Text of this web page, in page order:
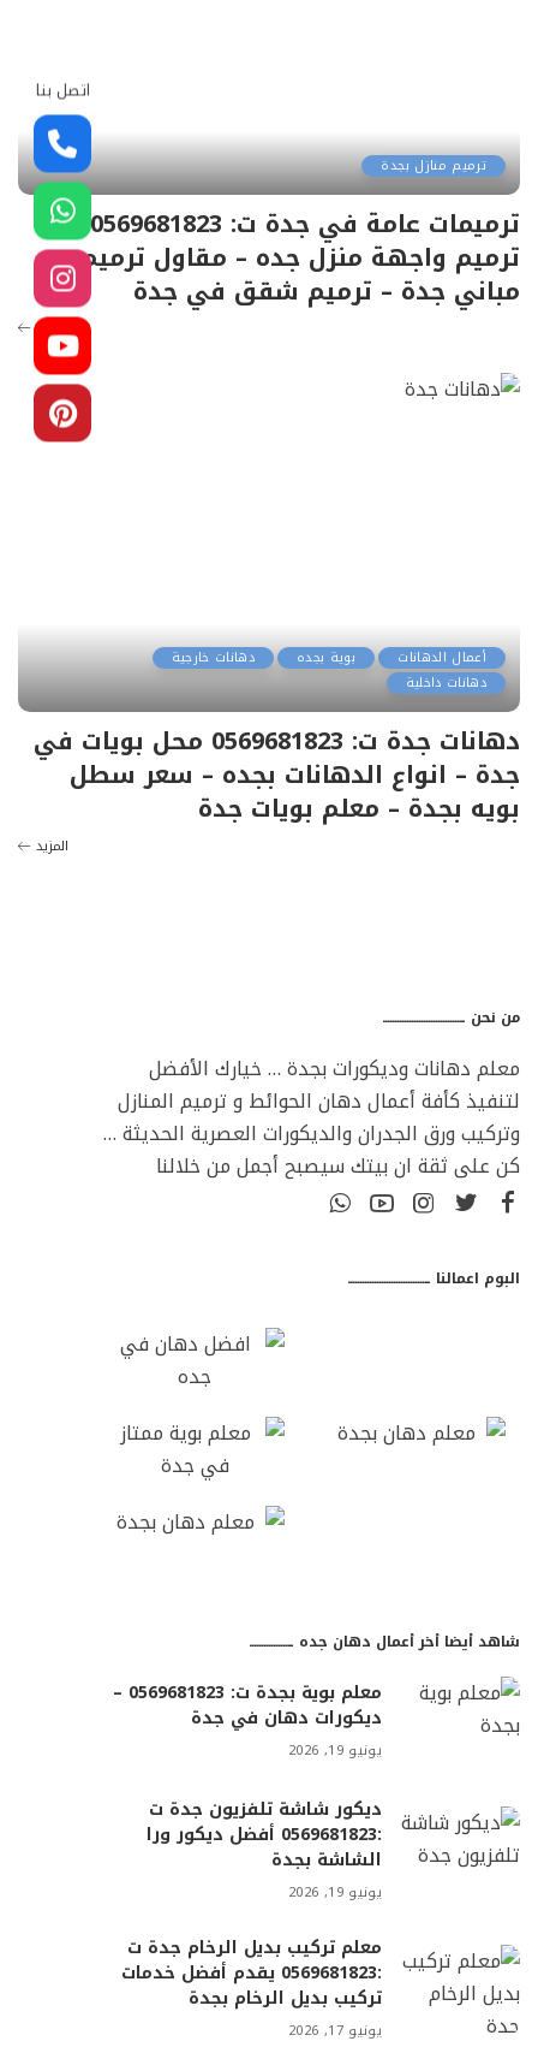
ترميم منازل بجدة
ترميمات عامة في جدة ت: 0569681823
ترميم واجهة منزل جده – مقاول ترميم
مباني جدة – ترميم شقق في جدة
المزيد
أعمال الدهانات بوية بجده
دهانات خارجية
دهانات داخلية
دهانات جدة ت: 0569681823 محل بويات في
جدة – انواع الدهانات بجده – سعر سطل
بويه بجدة – معلم بويات جدة
المزيد
من نحن ـــــــــــــــــــــــــــــــــ
معلم دهانات وديكورات بجدة … خيارك الأفضل
لتنفيذ كأفة أعمال دهان الحوائط و ترميم المنازل
وتركيب ورق الجدران والديكورات العصرية الحديثة …
كن على ثقة ان بيتك سيصبح أجمل من خلالنا
البوم اعمالنا ـــــــــــــــــــــــــــــــــ
شاهد أيضا أخر أعمال دهان جده ـــــــــــــــــ
معلم بوية بجدة ت: 0569681823 –
ديكورات دهان في جدة
يونيو 19, 2026
ديكور شاشة تلفزيون جدة ت
:0569681823 أفضل ديكور ورا
الشاشة بجدة
يونيو 19, 2026
معلم تركيب بديل الرخام جدة ت
:0569681823 يقدم أفضل خدمات
تركيب بديل الرخام بجدة
يونيو 17, 2026
اتصل بنا